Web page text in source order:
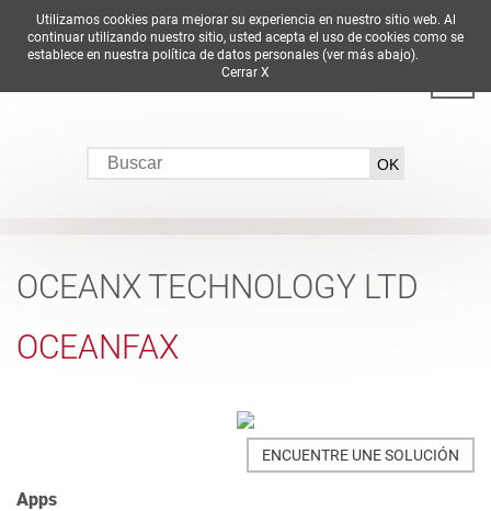
DE EN ES FR
OCEANX TECHNOLOGY LTD
OCEANFAX
ENCUENTRE UNE SOLUCIÓN
Apps
Utilizamos cookies para mejorar su experiencia en nuestro sitio web. Al
continuar utilizando nuestro sitio, usted acepta el uso de cookies como se
establece en nuestra política de datos personales (ver más abajo).
Cerrar X